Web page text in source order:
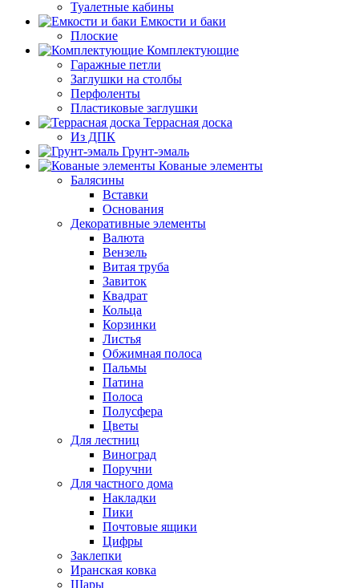
Туалетные кабины
Емкости и баки
Плоские
Комплектующие
Гаражные петли
Заглушки на столбы
Перфоленты
Пластиковые заглушки
Террасная доска
Из ДПК
Грунт-эмаль
Кованые элементы
Балясины
Вставки
Основания
Декоративные элементы
Валюта
Вензель
Витая труба
Завиток
Квадрат
Кольца
Корзинки
Листья
Обжимная полоса
Пальмы
Патина
Полоса
Полусфера
Цветы
Для лестниц
Виноград
Поручни
Для частного дома
Накладки
Пики
Почтовые ящики
Цифры
Заклепки
Иранская ковка
Шары